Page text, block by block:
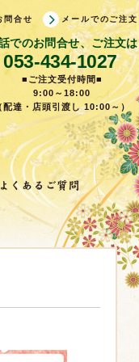
問合せ メールでのご注文
でのお問合せ、ご注文は
053-434-1027
■ご注文受付時間■
9:00～18:00
配達・店頭引渡し 10:00～）